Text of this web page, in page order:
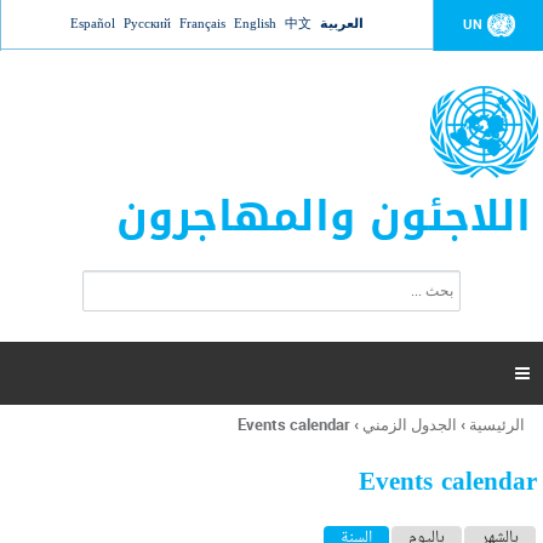
Jump to navigation UN العربية 中文
English
Français
Русский
Español
اللاجئون والمهاجرون
ت
ر
ل
ح
ب

أنت
هنا
الرئيسية › الجدول الزمني ›
Events calendar
Events calendar